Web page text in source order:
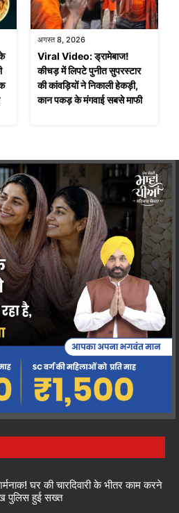
अगस्त 8, 2026
Viral Video: ड्रामेबाज!
कीचड़ में लिपटे पुनीत सुपरस्टार
की कांवड़ियों ने निकाली हेकड़ी,
कान पकड़ के मंगवाई सबसे माफी
घर की चारदिवारी के भीतर काम करने
पुलिस हुई सख्त